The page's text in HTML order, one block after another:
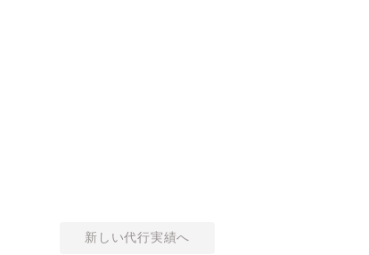
新しい代行実績へ